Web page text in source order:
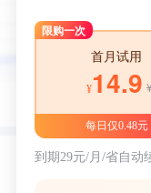
限购一次
首月试用
¥14.9
每日仅0.48元
到期29元/月/省自动